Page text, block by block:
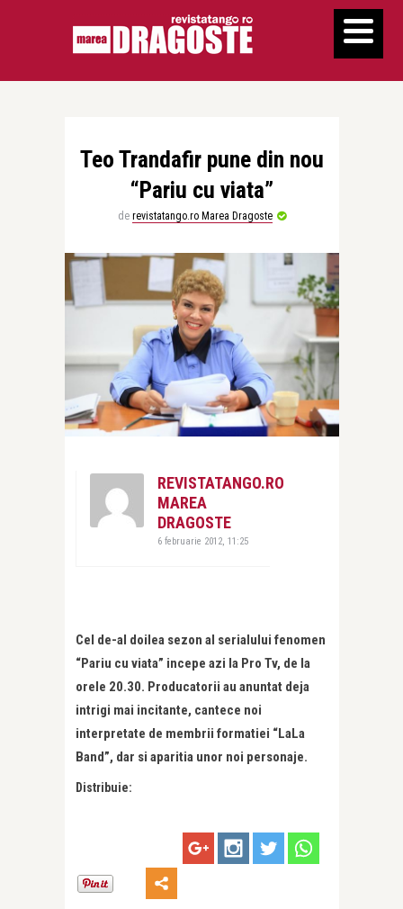
Teo Trandafir pune din nou
“Pariu cu viata”
de revistatango.ro Marea Dragoste
REVISTATANGO.RO
MAREA
DRAGOSTE
6 februarie 2012, 11:25
Cel de-al doilea sezon al serialului fenomen
“Pariu cu viata” incepe azi la Pro Tv, de la
orele 20.30. Producatorii au anuntat deja
intrigi mai incitante, cantece noi
interpretate de membrii formatiei “LaLa
Band”, dar si aparitia unor noi personaje.
Distribuie: